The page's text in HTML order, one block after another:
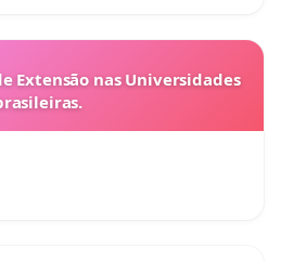
Extensão nas Universidades